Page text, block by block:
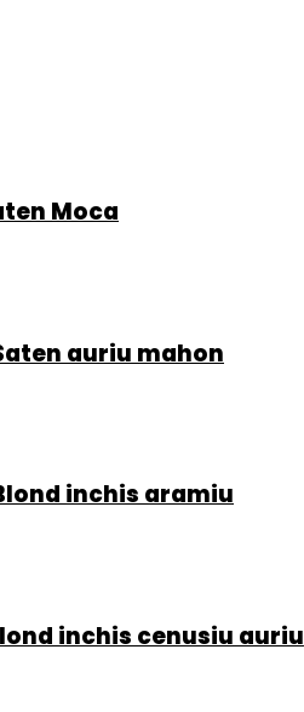
Moca
auriu mahon
inchis aramiu
inchis cenusiu auriu